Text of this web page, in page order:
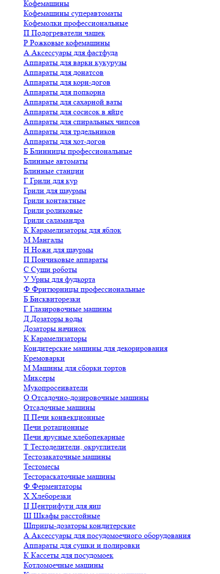
Кофемашины
Кофемашины суперавтоматы
Кофемолки профессиональные
П Подогреватели чашек
Р Рожковые кофемашины
А Аксессуары для фастфуда
Аппараты для варки кукурузы
Аппараты для донатсов
Аппараты для корн-догов
Аппараты для попкорна
Аппараты для сахарной ваты
Аппараты для сосисок в яйце
Аппараты для спиральных чипсов
Аппараты для трдельников
Аппараты для хот-догов
Б Блинницы профессиональные
Блинные автоматы
Блинные станции
Г Грили для кур
Грили для шаурмы
Грили контактные
Грили роликовые
Грили саламандра
К Карамелизаторы для яблок
М Мангалы
Н Ножи для шаурмы
П Пончиковые аппараты
С Суши роботы
У Урны для фудкорта
Ф Фритюрницы профессиональные
Б Бисквиторезки
Г Глазировочные машины
Д Дозаторы воды
Дозаторы начинок
К Карамелизаторы
Кондитерские машины для декорирования
Кремоварки
М Машины для сборки тортов
Миксеры
Мукопросеиватели
О Отсадочно-дозировочные машины
Отсадочные машины
П Печи конвекционные
Печи ротационные
Печи ярусные хлебопекарные
Т Тестоделители, округлители
Тестозакаточные машины
Тестомесы
Тестораскаточные машины
Ф Ферментаторы
Х Хлеборезки
Ц Центрифуги для яиц
Ш Шкафы расстойные
Шприцы-дозаторы кондитерские
А Аксессуары для посудомоечного оборудования
Аппараты для сушки и полировки
К Кассеты для посудомоек
Котломоечные машины